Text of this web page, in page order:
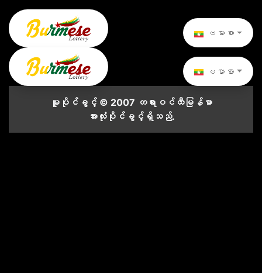
ဗမာစာ
ဗမာစာ
မူပိုင်ခွင့် © 2007 တရားဝင်ထီမြန်မာ
အားလုံးပိုင်ခွင့်ရှိသည်.